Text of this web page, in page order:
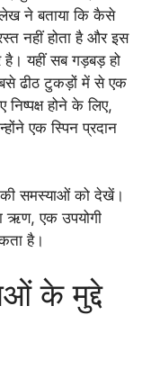
ने बताया कि कैसे
नहीं होता है और इस
है। यहीं सब गड़बड़ हो
ढीठ टुकड़ों में से एक
होने के लिए,
एक स्पिन प्रदान
की समस्याओं को देखें।
ऋण, एक उपयोगी
है।
के मुद्दे